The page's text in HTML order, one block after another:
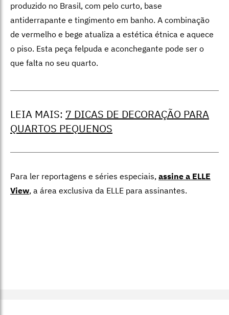
produzido no Brasil, com pelo curto, base
antiderrapante e tingimento em banho. A combinação
de vermelho e bege atualiza a estética étnica e aquece
o piso. Esta peça felpuda e aconchegante pode ser o
que falta no seu quarto.
LEIA MAIS: 7 DICAS DE DECORAÇÃO PARA
QUARTOS PEQUENOS
Para ler reportagens e séries especiais, assine a ELLE
View, a área exclusiva da ELLE para assinantes.